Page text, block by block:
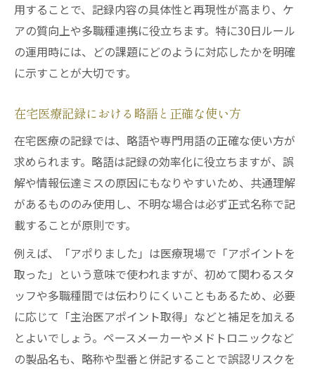
用することで、記録内容の具体性と再現性が高まり、ケ
アの質向上や多職種連携に役立ちます。特に30日ルール
の運用時には、どの課題にどのように対応したかを明確
に示すことが大切です。
在宅医療記録における略語と正確な使い方
在宅医療の記録では、略語や専門用語の正確な使い方が
求められます。略語は記録の効率化に役立ちますが、誤
解や情報伝達ミスの原因にもなりやすいため、共通理解
があるもののみ使用し、不明な場合は必ず正式名称で記
載することが原則です。
例えば、「アポりました」は医療現場で「アポイントを
取った」という意味で使われますが、初めて関わるスタ
ッフや多職種間では伝わりにくいこともあるため、必要
に応じて「主治医アポイント取得」などと補足を加える
とよいでしょう。ペースメーカーやメドトロニックなど
の製品名も、略称や型番と併記することで誤認リスクを